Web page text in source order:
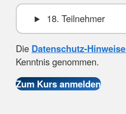
18. Teilnehmer
Die Datenschutz-Hinweise
Kenntnis genommen.